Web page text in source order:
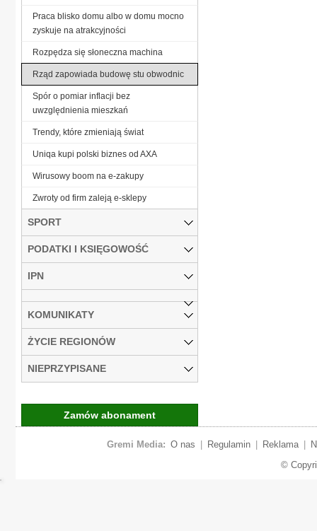
Praca blisko domu albo w domu mocno
zyskuje na atrakcyjności
Rozpędza się słoneczna machina
Rząd zapowiada budowę stu obwodnic
Spór o pomiar inflacji bez
uwzględnienia mieszkań
Trendy, które zmieniają świat
Uniqa kupi polski biznes od AXA
Wirusowy boom na e-zakupy
Zwroty od firm zaleją e-sklepy
SPORT
PODATKI I KSIĘGOWOŚĆ
IPN
KOMUNIKATY
ŻYCIE REGIONÓW
NIEPRZYPISANE
Zamów abonament
Gremi Media: O nas Regulamin Reklama
©